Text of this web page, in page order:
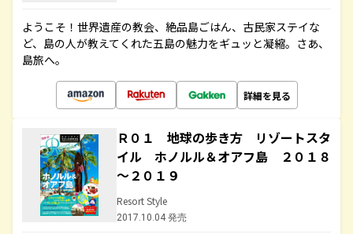
ようこそ！世界遺産の教会、絶品島ごはん、古民家ステイな
ど、島の人が教えてくれた五島の魅力をギュッと凝縮。さあ、
島旅へ。
詳細を見る
Ｒ０１ 地球の歩き方 リゾートスタ
イル ホノルル＆オアフ島 ２０１８
～２０１９
Resort Style
2017.10.04 発売